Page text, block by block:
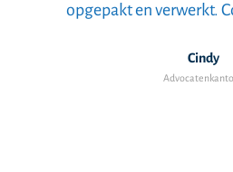
opgepakt en verwerkt.
Cindy